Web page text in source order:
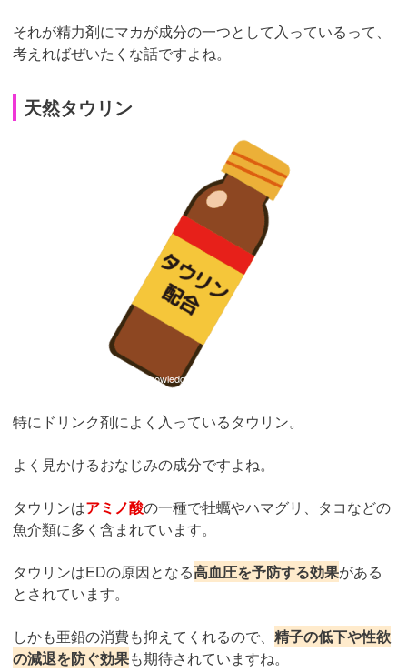
それが精力剤にマカが成分の一つとして入っているって、
考えればぜいたくな話ですよね。
天然タウリン
https://kr2.kowa.co.jp/knowledge/14965
特にドリンク剤によく入っているタウリン。
よく見かけるおなじみの成分ですよね。
タウリンはアミノ酸の一種で牡蠣やハマグリ、タコなどの
魚介類に多く含まれています。
タウリンはEDの原因となる高血圧を予防する効果がある
とされています。
しかも亜鉛の消費も抑えてくれるので、 精子の低下や性欲
の減退を防ぐ効果も期待されていますね。